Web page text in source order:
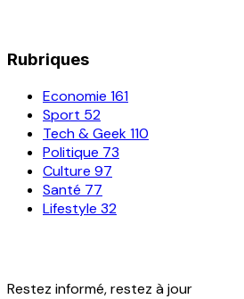
Rubriques
Economie 161
Sport 52
Tech & Geek110
Politique 73
Culture 97
Santé 77
Lifestyle 32
Restez informé, restez à jour